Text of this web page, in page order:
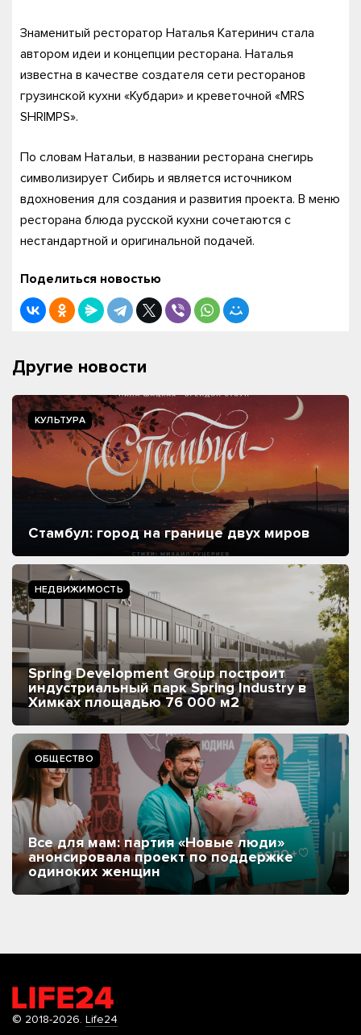
Знаменитый ресторатор Наталья Катеринич стала
автором идеи и концепции ресторана. Наталья
известна в качестве создателя сети ресторанов
грузинской кухни «Кубдари» и креветочной «MRS
SHRIMPS».
По словам Натальи, в названии ресторана снегирь
символизирует Сибирь и является источником
вдохновения для создания и развития проекта. В меню
ресторана блюда русской кухни сочетаются с
нестандартной и оригинальной подачей.
Поделиться новостью
Другие новости
КУЛЬТУРА
Стамбул: город на границе двух миров
НЕДВИЖИМОСТЬ
Spring Development Group построит
индустриальный парк Spring Industry в
Химках площадью 76 000 м2
ОБЩЕСТВО
Все для мам: партия «Новые люди»
анонсировала проект по поддержке
одиноких женщин
© 2018-2026. Life24